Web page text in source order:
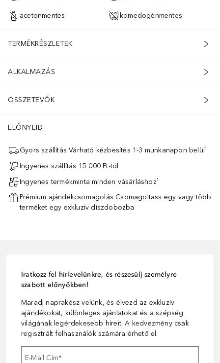
acetonmentes komedogénmentes
TERMÉKRÉSZLETEK
ALKALMAZÁS
ÖSSZETEVŐK
ELŐNYEID
Gyors szállítás Várható kézbesítés 1-3 munkanapon belül¹
Ingyenes szállítás 15 000 Ft-tól
Ingyenes termékminta minden vásárláshoz¹
Prémium ajándékcsomagolás Csomagoltass egy vagy több
terméket egy exkluzív díszdobozba
Iratkozz fel hírlevelünkre, és részesülj személyre
szabott előnyökben!
Maradj naprakész velünk, és élvezd az exkluzív
ajándékokat, különleges ajánlatokat és a szépség
világának legérdekesebb híreit. A kedvezmény csak
regisztrált felhasználók számára érhető el.
E-Mail Cím*